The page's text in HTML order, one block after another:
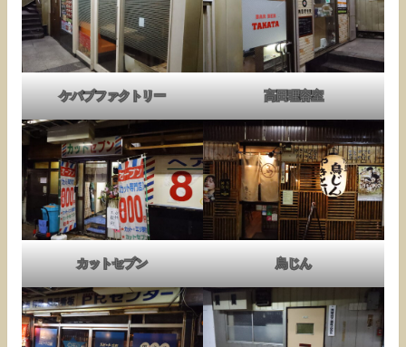
ケバブファクトリー 高田理容室
カットセブン 鳥じん